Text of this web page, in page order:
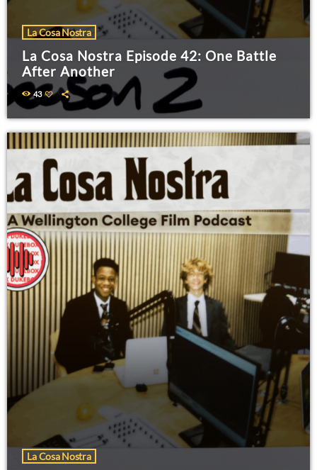
La Cosa Nostra
La Cosa Nostra Episode 42: One Battle
After Another
43
La Cosa Nostra